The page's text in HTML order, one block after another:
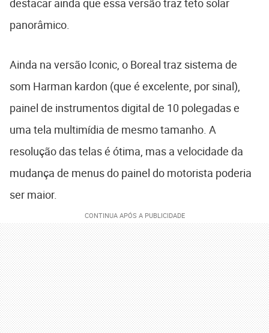
panorâmico.
Ainda na versão Iconic, o Boreal traz sistema de
som Harman kardon (que é excelente, por sinal),
painel de instrumentos digital de 10 polegadas e
uma tela multimídia de mesmo tamanho. A
resolução das telas é ótima, mas a velocidade da
mudança de menus do painel do motorista poderia
ser maior.